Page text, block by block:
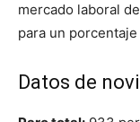
mercado laboral
para un
Datos de